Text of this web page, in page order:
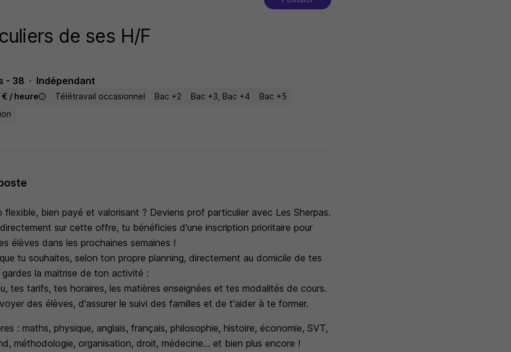
de ses H/F
- 38
Indépendant
€ / heure Télétravail occasionnel Bac +2 Bac +3, Bac +4
Bac +5
flexible, bien payé et valorisant ? Deviens prof particulier avec Les Sherpas.
sur cette offre, tu bénéficies d'une inscription prioritaire pour
élèves dans les prochaines semaines !
tu souhaites, selon ton propre planning, directement au domicile de tes
la maitrise de ton activité :
tes tarifs, tes horaires, les matières enseignées et tes modalités de cours.
des élèves, d'assurer le suivi des familles et de t'aider à te former.
: maths, physique, anglais, français, philosophie, histoire, économie, SVT,
méthodologie, organisation, droit, médecine... et bien plus encore !